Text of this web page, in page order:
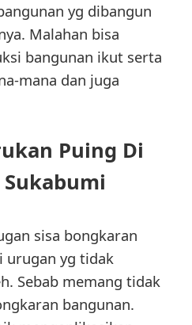
yg dibangun
Malahan bisa
bangunan ikut serta
mana dan juga
Puing Di
sisa bongkaran
urugan yg tidak
Sebab memang tidak
bangunan.